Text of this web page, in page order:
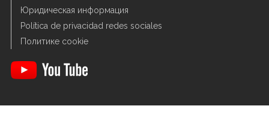
Юридическая информация
Política de privacidad redes sociales
Политике cookie